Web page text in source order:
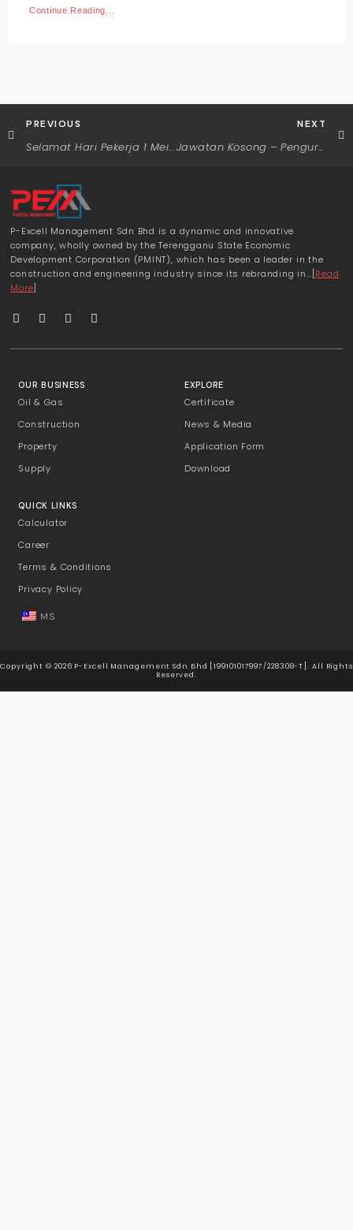
Continue Reading...
PREVIOUS
Selamat Hari Pekerja 1 Mei 2025!
NEXT
Jawatan Kosong – Pengurus Bahagian Kejuruteraan
P-Excell Management Sdn Bhd is a dynamic and innovative
company, wholly owned by the Terengganu State Economic
Development Corporation (PMINT), which has been a leader in the
construction and engineering industry since its rebranding in…[Read
More]
OUR BUSINESS
Oil & Gas
Construction
Property
Supply
EXPLORE
Certificate
News & Media
Application Form
Download
QUICK LINKS
Calculator
Career
Terms & Conditions
Privacy Policy
MS
Copyright © 2026 P-Excell Management Sdn Bhd [199101017997/228308-T]. All Rights
Reserved.